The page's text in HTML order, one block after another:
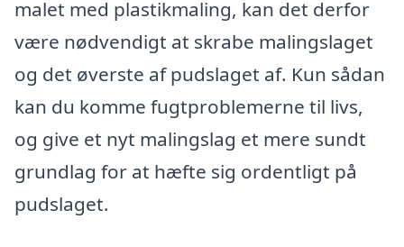
malet med plastikmaling, kan det derfor
være nødvendigt at skrabe malingslaget
og det øverste af pudslaget af. Kun sådan
kan du komme fugtproblemerne til livs,
og give et nyt malingslag et mere sundt
grundlag for at hæfte sig ordentligt på
pudslaget.